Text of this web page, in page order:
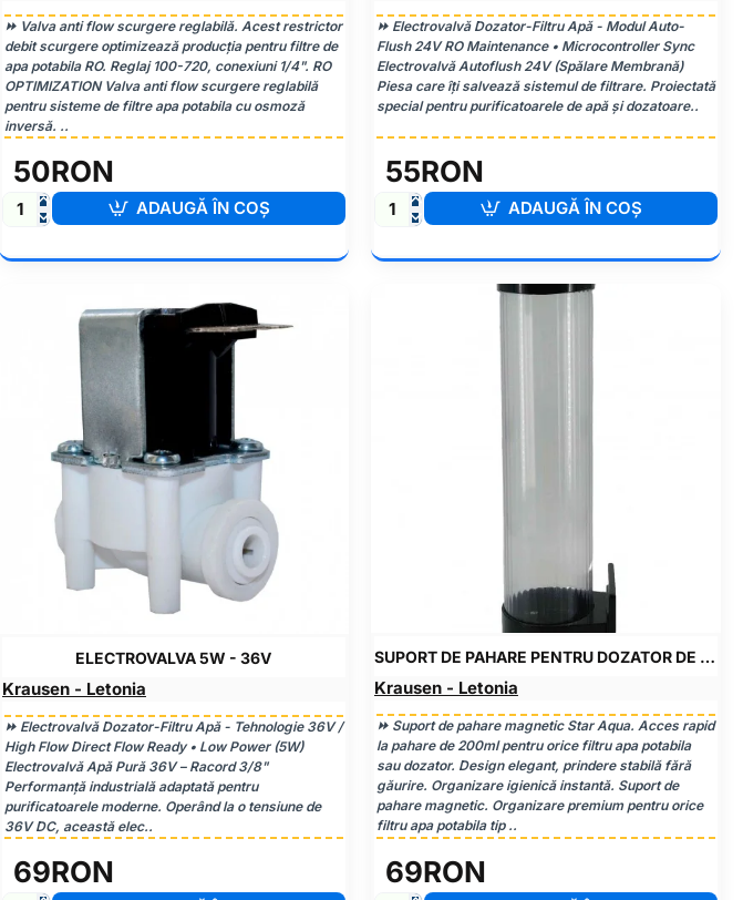
⏩ Valva anti flow scurgere reglabilă. Acest restrictor
debit scurgere optimizează producția pentru filtre de
apa potabila RO. Reglaj 100-720, conexiuni 1/4". RO
OPTIMIZATION Valva anti flow scurgere reglabilă
pentru sisteme de filtre apa potabila cu osmoză
inversă. ..
50RON
Restrictor
debit
ADAUGĂ ÎN COŞ
⏩ Electrovalvă Dozator-Filtru Apă - Modul Auto-
Flush 24V RO Maintenance • Microcontroller Sync
Electrovalvă Autoflush 24V (Spălare Membrană)
Piesa care îți salvează sistemul de filtrare. Proiectată
special pentru purificatoarele de apă și dozatoare..
55RON
Electrovalva
Autoflush
ADAUGĂ ÎN COŞ
Krausen - Letonia
ELECTROVALVA 5W - 36V
⏩ Electrovalvă Dozator-Filtru Apă - Tehnologie 36V /
High Flow Direct Flow Ready • Low Power (5W)
Electrovalvă Apă Pură 36V – Racord 3/8"
Performanță industrială adaptată pentru
purificatoarele moderne. Operând la o tensiune de
36V DC, această elec..
69RON
Krausen - Letonia
SUPORT DE PAHARE PENTRU DOZATOR DE APĂ
⏩ Suport de pahare magnetic Star Aqua. Acces rapid
la pahare de 200ml pentru orice filtru apa potabila
sau dozator. Design elegant, prindere stabilă fără
găurire. Organizare igienică instantă. Suport de
pahare magnetic. Organizare premium pentru orice
filtru apa potabila tip ..
69RON